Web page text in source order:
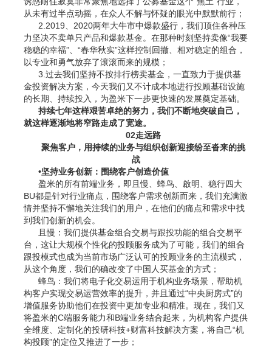
从未有过半点动摇，在众人不解与怀疑的眼光中默默前行；
2.2019、2020两年大牛市中爆款盛行，我们顶住各种压
力坚决不卖单只产品和爆款基金。在那种时刻坚持卖像“我要
稳稳的幸福”、“春华秋实”这样控制回撤、相对稳定的组合，
以专业和勇气放弃了滚滚而来的规模；
3.过去我们坚持不按排行榜卖基金，一直致力于提供基
金投资解决方案，今天我们又不计成本地进行投顾基础设施
的长期、持续投入，为盈米下一步更快速的发展奠定基础。
持续七年这样艰苦卓绝的努力，我们不断地突破自己，
就这样逐渐地将窄路走成了宽途。
02走远路
聚焦客户，用持续的业务与组织创新迎接纷至沓来的挑
战
•坚持业务创新：围绕客户创造价值
盈米的所有前端业务，即且慢、蜂鸟、啟明、稳行四大
BU都是针对行业痛点，围绕客户需求创新而来，我们充满激
情并坚持不懈地关注我们的用户，在他们的痛点和需求中找
到我们创新的机会。
且慢：我们提供基金组合交易与跟投功能的组合交易平
台，这让大规模个性化的投顾服务成为了可能，我们的组合
跟投模式也成为当前市场广泛认可的投顾业务的主流模式，
从这个角度，我们的确改变了中国人买基金的方式；
蜂鸟：我们将电子化交易运用于机构业务场景，帮助机
构客户实现交易运营效率的提升，并且通过“中央厨房式”的
增值服务协助他们在投资中更加专业和精准。现在，我们又
将盈米的C端服务能力和B端业务结合起来，为机构客户提供
全维度、定制化的投研科技+财富科技解决方案，将自己“机
构投顾”的定位又推进了一步；